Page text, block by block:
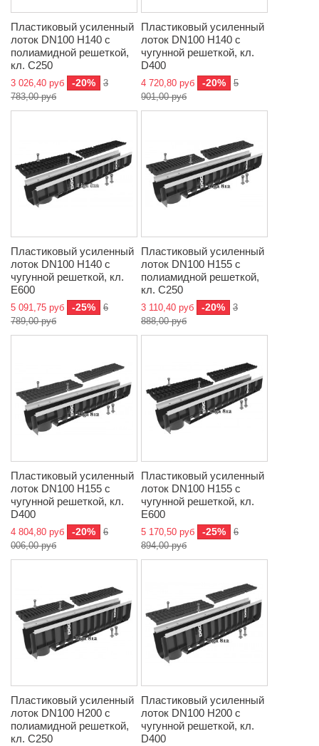
Пластиковый усиленный
лоток DN100 H140 с
полиамидной решеткой,
кл. C250
3 026,40 руб -20%
3
783,00 руб
Пластиковый усиленный
лоток DN100 H140 с
чугунной решеткой, кл.
D400
4 720,80 руб -20%
5
901,00 руб
Пластиковый усиленный
лоток DN100 H140 с
чугунной решеткой, кл.
E600
5 091,75 руб -25%
6
789,00 руб
Пластиковый усиленный
лоток DN100 H155 с
полиамидной решеткой,
кл. C250
3 110,40 руб -20%
3
888,00 руб
Пластиковый усиленный
лоток DN100 H155 с
чугунной решеткой, кл.
D400
4 804,80 руб -20%
6
006,00 руб
Пластиковый усиленный
лоток DN100 H155 с
чугунной решеткой, кл.
E600
5 170,50 руб -25%
6
894,00 руб
Пластиковый усиленный
лоток DN100 H200 с
полиамидной решеткой,
кл. C250
Пластиковый усиленный
лоток DN100 H200 с
чугунной решеткой, кл.
D400